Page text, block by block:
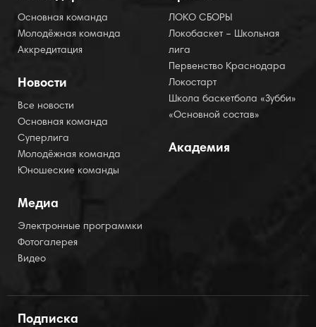
Основная команда
Молодёжная команда
Аккредитация
Новости
Все новости
Основная команда
Суперлига
Молодёжная команда
Юношеские команды
Медиа
Электронные программки
Фотогалерея
Видео
ЛОКО СБОРЫ
Локобаскет – Школьная
лига
Первенство Краснодара
Локостарт
Школа баскетбола «Зубби»
«Основной состав»
Академия
Подписка